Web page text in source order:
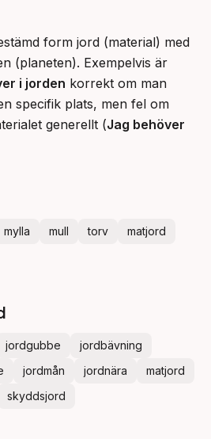
form jord (material) med
(planeten). Exempelvis är
i jorden korrekt om man
specifik plats, men fel om
generellt (Jag behöver
mylla mull torv
matjord
jordgubbe
jordbävning
jordmån jordnära
matjord
skyddsjord